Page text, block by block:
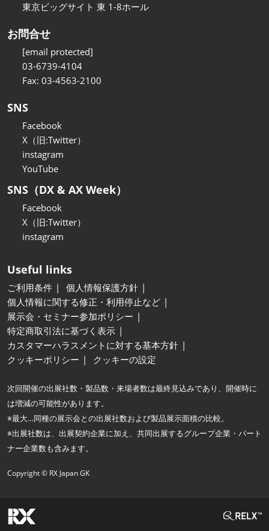
東京ビッグサイト 東 1-8ホール
お問合せ
[email protected]
03-6739-4104
Fax: 03-4563-2100
SNS
Facebook
X（旧:Twitter）
instagram
YouTube
SNS（DX & AX Week）
Facebook
X（旧:Twitter）
instagram
Useful links
ご利用条件
個人情報保護方針
個人情報に関する修正・利用停止など
展示会・セミナー参加ポリシー
特定商取引法に基づく表示
カスタマーハラスメントに対する基本方針
クッキーポリシー
クッキーの設定
次回開催の出展社数・製品数・来場者数は最終見込みであり、開催時に
は増減の可能性があります。
※最大…同種の展示会との出展社数および製品展示面積の比較。
※出展社数は、出展契約企業に加え、共同出展するグループ企業・パート
ナー企業数も含みます。
Copyright © RX Japan GK